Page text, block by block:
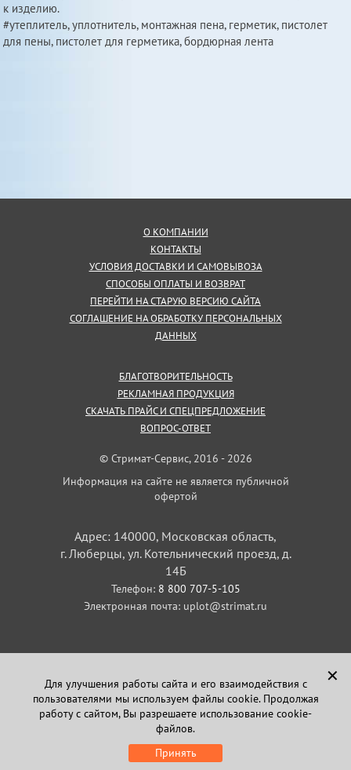
к изделию.
#утеплитель, уплотнитель, монтажная пена, герметик, пистолет
для пены, пистолет для герметика, бордюрная лента
О КОМПАНИИ
КОНТАКТЫ
УСЛОВИЯ ДОСТАВКИ И САМОВЫВОЗА
СПОСОБЫ ОПЛАТЫ И ВОЗВРАТ
ПЕРЕЙТИ НА СТАРУЮ ВЕРСИЮ САЙТА
СОГЛАШЕНИЕ НА ОБРАБОТКУ ПЕРСОНАЛЬНЫХ
ДАННЫХ
БЛАГОТВОРИТЕЛЬНОСТЬ
РЕКЛАМНАЯ ПРОДУКЦИЯ
СКАЧАТЬ ПРАЙС И СПЕЦПРЕДЛОЖЕНИЕ
ВОПРОС-ОТВЕТ
© Стримат-Сервис, 2016 - 2026
Информация на сайте не является публичной
офертой
Адрес: 140000, Московская область,
г. Люберцы, ул. Котельнический проезд, д.
14Б
Телефон: 8 800 707-5-105
Электронная почта: uplot@strimat.ru
Задайте вопрос
в Telegram
✕
Для улучшения работы сайта и его взаимодействия с
пользователями мы используем файлы cookie. Продолжая
работу с сайтом, Вы разрешаете использование cookie-
файлов.
Принять